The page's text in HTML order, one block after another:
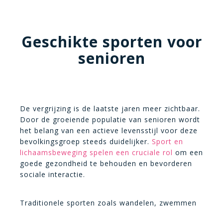
Geschikte sporten voor
senioren
De vergrijzing is de laatste jaren meer zichtbaar.
Door de groeiende populatie van senioren wordt
het belang van een actieve levensstijl voor deze
bevolkingsgroep steeds duidelijker. Sport en
lichaamsbeweging spelen een cruciale rol om een
goede gezondheid te behouden en bevorderen
sociale interactie.
Traditionele sporten zoals wandelen, zwemmen